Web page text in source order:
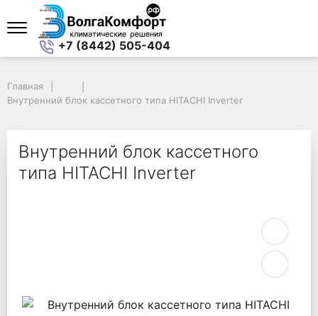
+7 (8442) 505-404
Внутренний блок кассетного типа HITACHI Inverter
Главная
Внутренний блок кассетного типа HITACHI Inverter
Внутренний блок кассетного
типа HITACHI Inverter